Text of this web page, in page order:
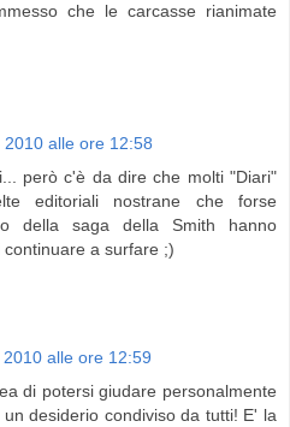
che le carcasse rianimate
alle ore 12:58
però c'è da dire che molti "Diari"
editoriali nostrane che forse
della saga della Smith hanno
a surfare ;)
alle ore 12:59
di potersi giudare personalmente
desiderio condiviso da tutti! E' la